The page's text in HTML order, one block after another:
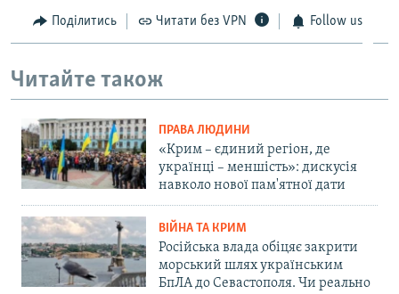
Поділитись Читати без VPN Follow us
Читайте також
ПРАВА ЛЮДИНИ
«Крим – єдиний регіон, де
українці – меншість»: дискусія
навколо нової пам'ятної дати
ВІЙНА ТА КРИМ
Російська влада обіцяє закрити
морський шлях українським
БпЛА до Севастополя. Чи реально